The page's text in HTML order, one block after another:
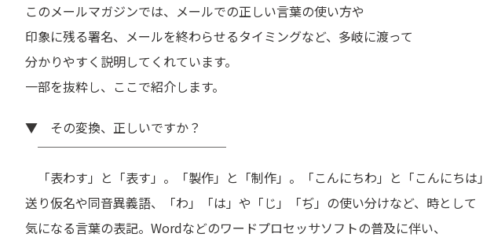
このメールマガジンでは、メールでの正しい言葉の使い方や
印象に残る署名、メールを終わらせるタイミングなど、多岐に渡って
分かりやすく説明してくれています。
一部を抜粋し、ここで紹介します。
▼ その変換、正しいですか？
￣￣￣￣￣￣￣￣￣￣￣￣￣￣￣
「表わす」と「表す」。「製作」と「制作」。「こんにちわ」と「こんにちは」
送り仮名や同音異義語、「わ」「は」や「じ」「ぢ」の使い分けなど、時として
気になる言葉の表記。Wordなどのワードプロセッサソフトの普及に伴い、